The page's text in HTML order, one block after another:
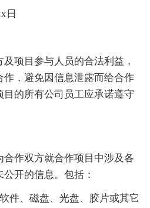
日
项目参与人员的合法利益，
，避免因信息泄露而给合作
的所有公司员工应承诺遵守
作双方就合作项目中涉及各
开的信息。包括：
、磁盘、光盘、胶片或其它